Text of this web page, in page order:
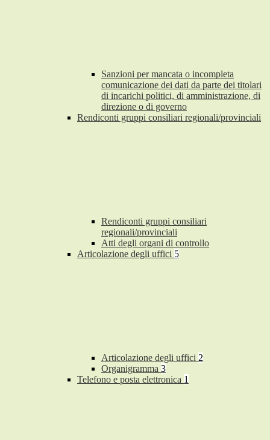
Sanzioni per mancata o incompleta
comunicazione dei dati da parte dei titolari
di incarichi politici, di amministrazione, di
direzione o di governo
Rendiconti gruppi consiliari regionali/provinciali
Rendiconti gruppi consiliari
regionali/provinciali
Atti degli organi di controllo
Articolazione degli uffici 5
Articolazione degli uffici 2
Organigramma 3
Telefono e posta elettronica 1